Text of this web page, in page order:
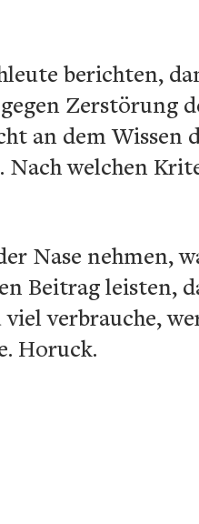
berichten,
Zerstörung
an dem Wissen
Nach welchen
Nase nehmen,
Beitrag leisten,
verbrauche,
Horuck.